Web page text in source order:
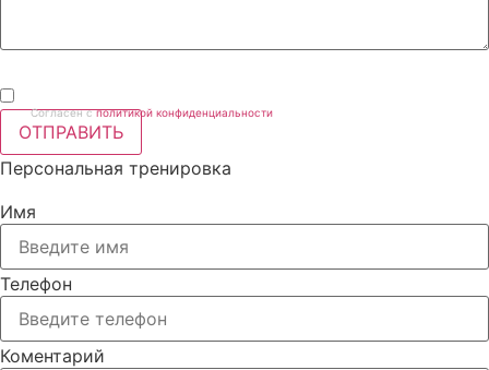
Согласен с политикой конфиденциальности
ОТПРАВИТЬ
Персональная тренировка
Имя
Телефон
Коментарий